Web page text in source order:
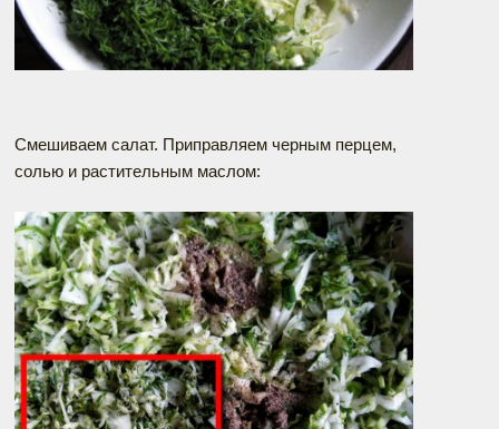
Смешиваем салат. Приправляем черным перцем,
солью и растительным маслом: